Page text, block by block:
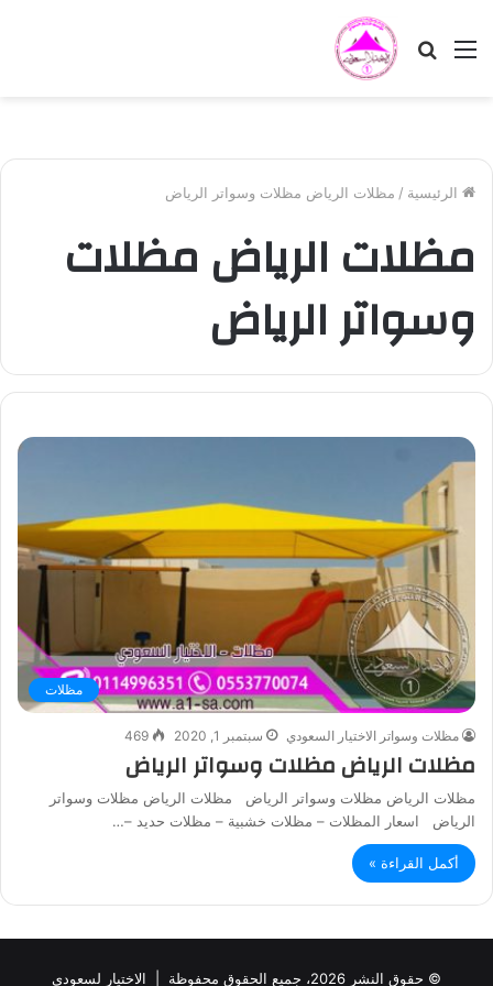
القائمة بحث
الرئيسية / مظلات الرياض مظلات وسواتر الرياض
مظلات الرياض مظلات
وسواتر الرياض
مظلات
مظلات وسواتر الاختيار السعودي سبتمبر 1, 2020 469
مظلات الرياض مظلات وسواتر الرياض
مظلات الرياض مظلات وسواتر الرياض مظلات الرياض مظلات وسواتر
الرياض اسعار المظلات – مظلات خشبیة – مظلات حديد –…
أكمل القراءة »
© حقوق النشر 2026، جميع الحقوق محفوظة | الاختيار لسعودي